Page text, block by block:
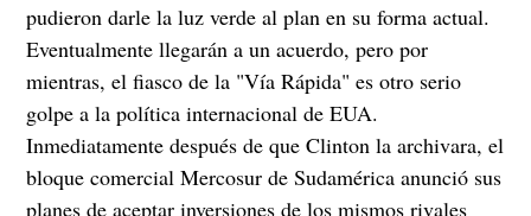
pudieron darle la luz verde al plan en su forma actual.
Eventualmente llegarán a un acuerdo, pero por
mientras, el fiasco de la "Vía Rápida" es otro serio
golpe a la política internacional de EUA.
Inmediatamente después de que Clinton la archivara, el
bloque comercial Mercosur de Sudamérica anunció sus
planes de aceptar inversiones de los mismos rivales